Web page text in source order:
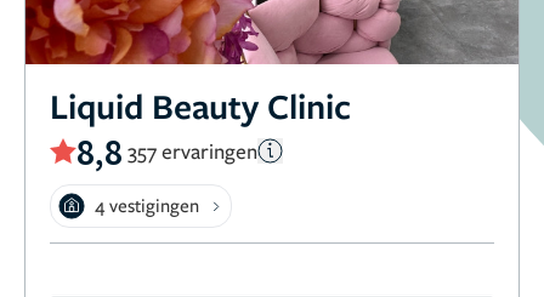
Liquid Beauty Clinic
8,8 357 ervaringen
4 vestigingen